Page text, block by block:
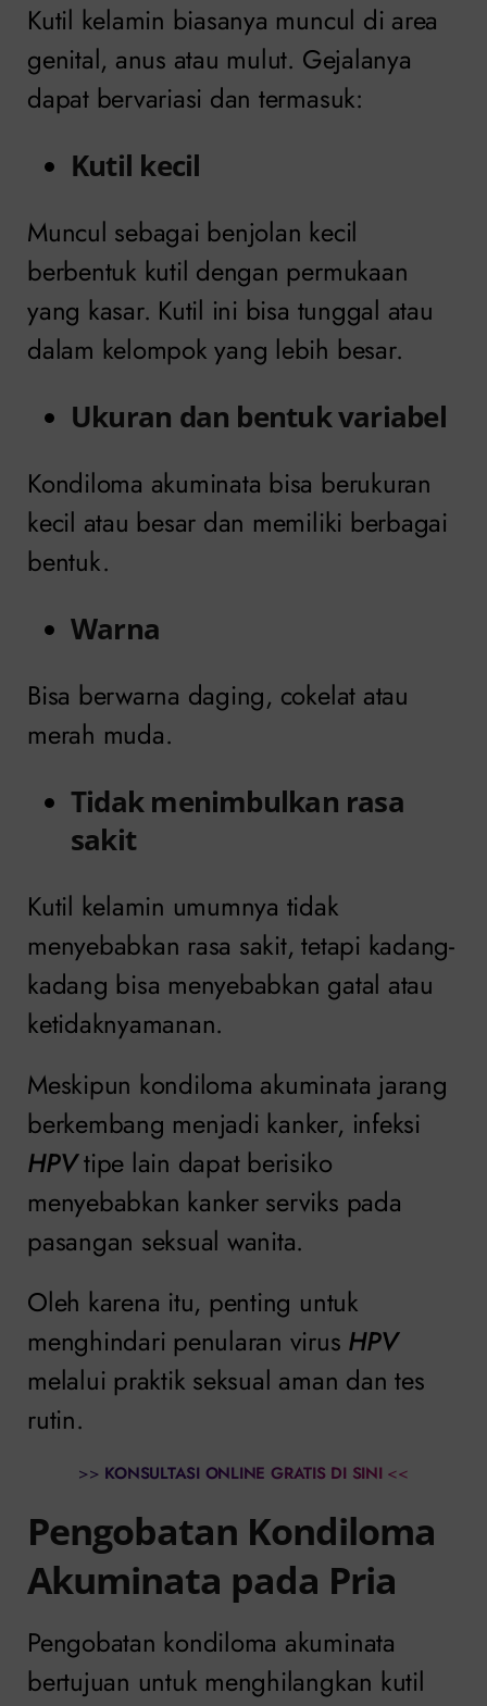
Kutil kelamin biasanya muncul di area
genital, anus atau mulut. Gejalanya
dapat bervariasi dan termasuk:
Kutil kecil
Muncul sebagai benjolan kecil
berbentuk kutil dengan permukaan
yang kasar. Kutil ini bisa tunggal atau
dalam kelompok yang lebih besar.
Ukuran dan bentuk variabel
Kondiloma akuminata bisa berukuran
kecil atau besar dan memiliki berbagai
bentuk.
Warna
Bisa berwarna daging, cokelat atau
merah muda.
Tidak menimbulkan rasa
sakit
Kutil kelamin umumnya tidak
menyebabkan rasa sakit, tetapi kadang-
kadang bisa menyebabkan gatal atau
ketidaknyamanan.
Meskipun kondiloma akuminata jarang
berkembang menjadi kanker, infeksi
HPVtipe lain dapat berisiko
menyebabkan kanker serviks pada
pasangan seksual wanita.
Oleh karena itu, penting untuk
menghindari penularan virus HPV
melalui praktik seksual aman dan tes
rutin.
>> KONSULTASI ONLINE GRATIS DI SINI <<
Pengobatan Kondiloma
Akuminata pada Pria
Pengobatan kondiloma akuminata
bertujuan untuk menghilangkan kutil